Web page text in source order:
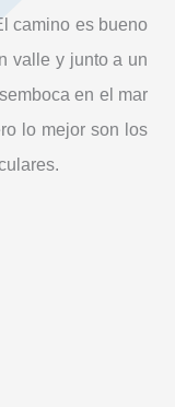
camino es bueno
valle y junto a un
en el mar
lo mejor son los